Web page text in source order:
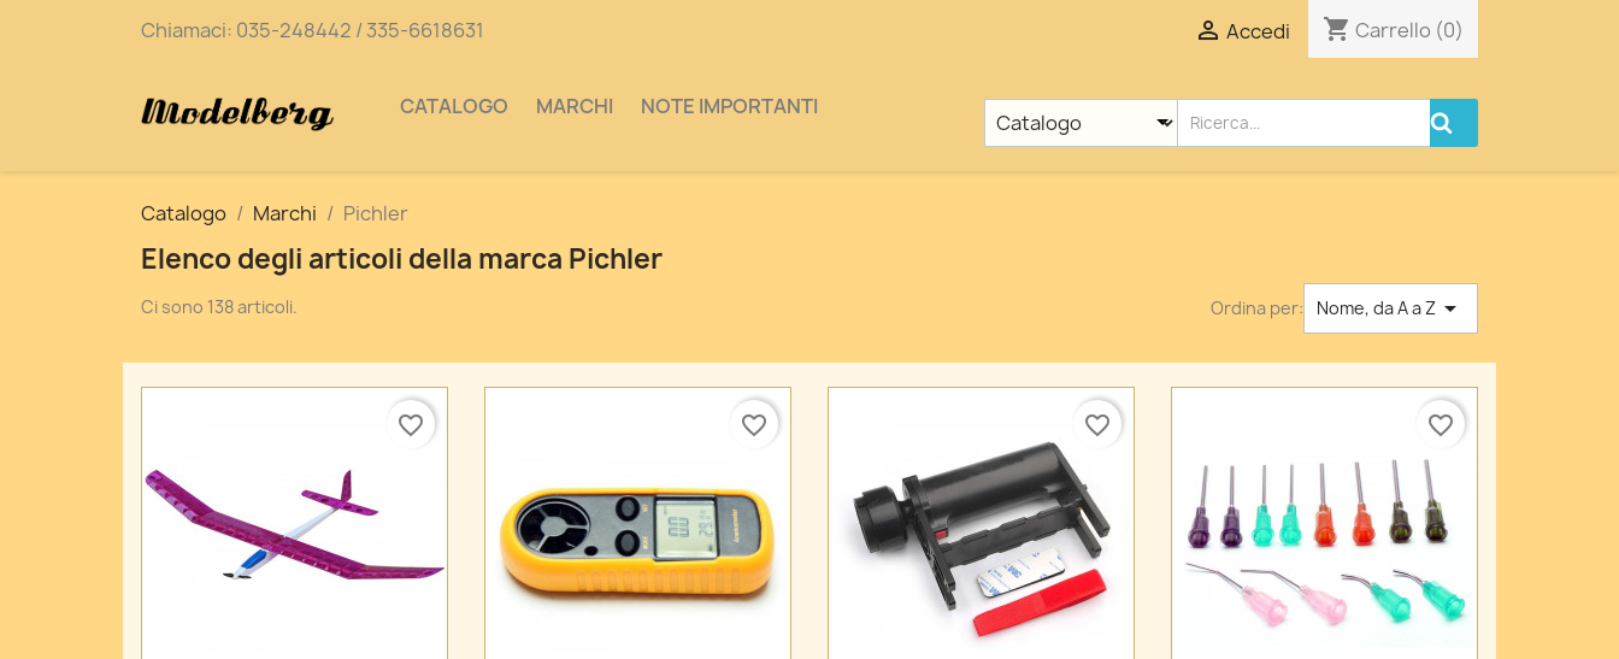
Chiamaci: 035-248442 / 335-6618631  Accedi shopping_cart Carrello (0)
CATALOGO MARCHI NOTE IMPORTANTI
Catalogo Marchi Pichler
Elenco degli articoli della marca Pichler
Ci sono 138 articoli. Ordina per: Nome, da A a Z 
favorite_border favorite_border favorite_border favorite_border